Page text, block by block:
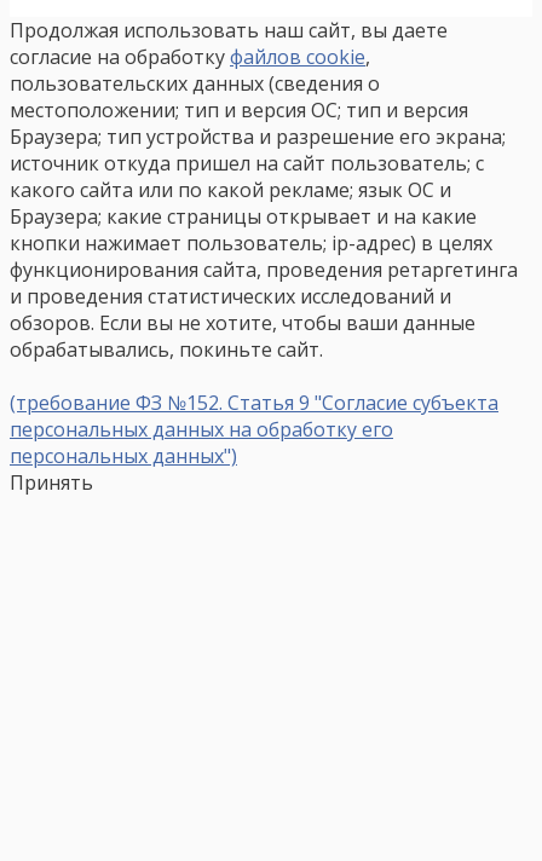
Продолжая использовать наш сайт, вы даете
согласие на обработкуфайлов cookie,
пользовательских данных (сведения о
местоположении; тип и версия ОС; тип и версия
Браузера; тип устройства и разрешение его экрана;
источник откуда пришел на сайт пользователь; с
какого сайта или по какой рекламе; язык ОС и
Браузера; какие страницы открывает и на какие
кнопки нажимает пользователь; ip-адрес) в целях
функционирования сайта, проведения ретаргетинга
и проведения статистических исследований и
обзоров. Если вы не хотите, чтобы ваши данные
обрабатывались, покиньте сайт.
(требование ФЗ №152. Статья 9 "Согласие субъекта
персональных данных на обработку его
персональных данных")
Принять